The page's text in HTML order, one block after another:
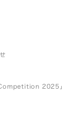
2025」